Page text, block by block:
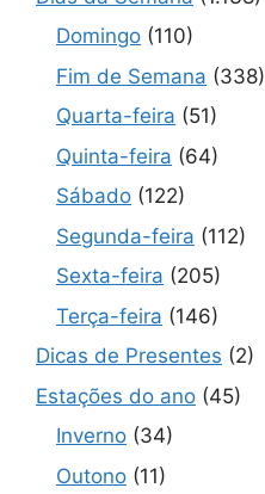
Domingo (110)
Fim de Semana (338)
Quarta-feira (51)
Quinta-feira (64)
Sábado (122)
Segunda-feira (112)
Sexta-feira (205)
Terça-feira (146)
Dicas de Presentes (2)
Estações do ano (45)
Inverno (34)
Outono (11)